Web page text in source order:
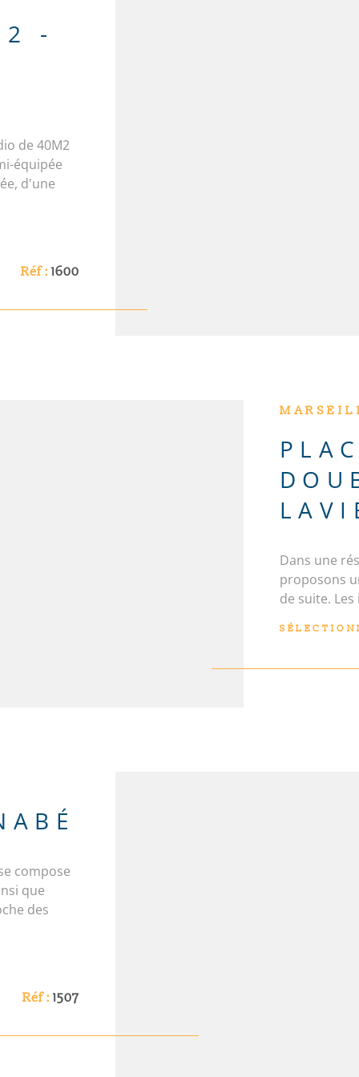
-
de 40M2
équipée
d'une
d'une
box
sur
sur le
sur
sur le
Réf : 1600
Dans une
proposons
de suite.
exposé
georisques.
compose
que
des
Réf : 1507